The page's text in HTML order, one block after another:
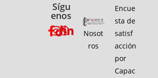
Sígu
enos
Nosot
ros
Encue
sta de
satisf
acción
por
Capac